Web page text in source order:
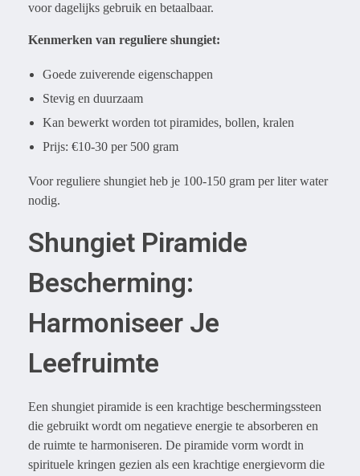
voor dagelijks gebruik en betaalbaar.
Kenmerken van reguliere shungiet:
Goede zuiverende eigenschappen
Stevig en duurzaam
Kan bewerkt worden tot piramides, bollen, kralen
Prijs: €10-30 per 500 gram
Voor reguliere shungiet heb je 100-150 gram per liter water
nodig.
Shungiet Piramide
Bescherming:
Harmoniseer Je
Leefruimte
Een shungiet piramide is een krachtige beschermingssteen
die gebruikt wordt om negatieve energie te absorberen en
de ruimte te harmoniseren. De piramide vorm wordt in
spirituele kringen gezien als een krachtige energievorm die